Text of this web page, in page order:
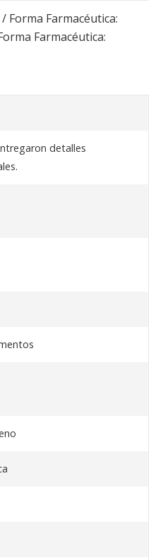
Forma Farmacéutica:
Farmacéutica:
detalles